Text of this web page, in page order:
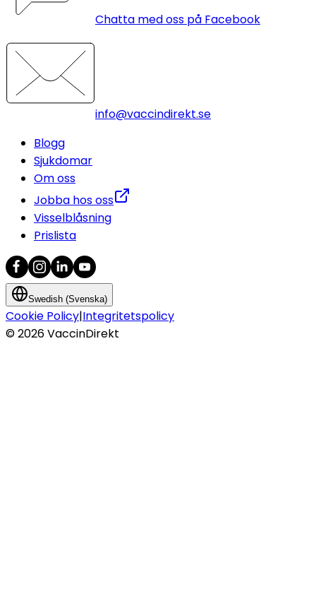
Chatta med oss på Facebook
info@vaccindirekt.se
Blogg
Sjukdomar
Om oss
Jobba hos oss
Visselblåsning
Prislista
Swedish (Svenska)
Cookie Policy|Integritetspolicy
©2026VaccinDirekt